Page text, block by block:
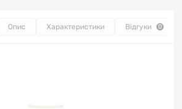
Опис Характеристики Відгуки 0